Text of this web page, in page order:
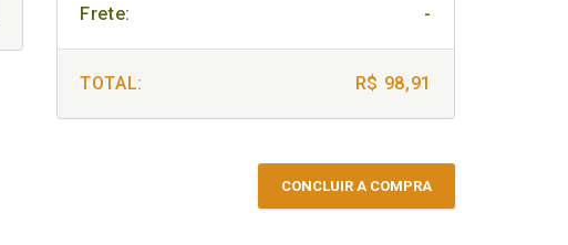
Frete: -
TOTAL: R$ 98,91
CONCLUIR A COMPRA